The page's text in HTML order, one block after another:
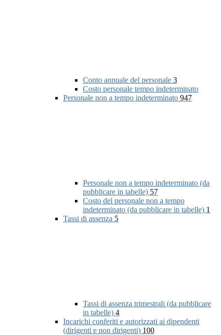
Conto annuale del personale 3
Costo personale tempo indeterminato
Personale non a tempo indeterminato 947
Personale non a tempo indeterminato (da
pubblicare in tabelle) 57
Costo del personale non a tempo
indeterminato (da pubblicare in tabelle) 1
Tassi di assenza 5
Tassi di assenza trimestrali (da pubblicare
in tabelle) 4
Incarichi conferiti e autorizzati ai dipendenti
(dirigenti e non dirigenti) 100